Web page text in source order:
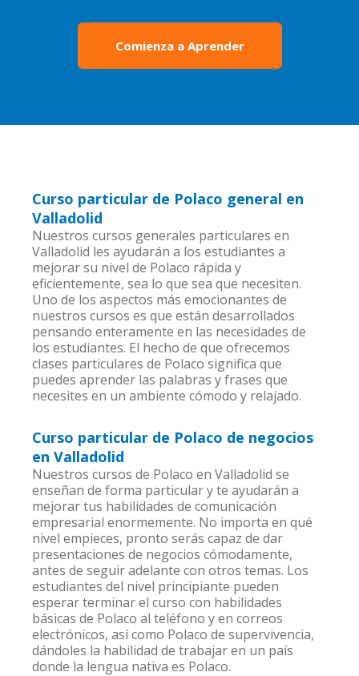
Comienza a Aprender
Curso particular de Polaco general en
Valladolid
Nuestros cursos generales particulares en
Valladolid les ayudarán a los estudiantes a
mejorar su nivel de Polaco rápida y
eficientemente, sea lo que sea que necesiten.
Uno de los aspectos más emocionantes de
nuestros cursos es que están desarrollados
pensando enteramente en las necesidades de
los estudiantes. El hecho de que ofrecemos
clases particulares de Polaco significa que
puedes aprender las palabras y frases que
necesites en un ambiente cómodo y relajado.
Curso particular de Polaco de negocios
en Valladolid
Nuestros cursos de Polaco en Valladolid se
enseñan de forma particular y te ayudarán a
mejorar tus habilidades de comunicación
empresarial enormemente. No importa en qué
nivel empieces, pronto serás capaz de dar
presentaciones de negocios cómodamente,
antes de seguir adelante con otros temas. Los
estudiantes del nivel principiante pueden
esperar terminar el curso con habilidades
básicas de Polaco al teléfono y en correos
electrónicos, así como Polaco de supervivencia,
dándoles la habilidad de trabajar en un país
donde la lengua nativa es Polaco.